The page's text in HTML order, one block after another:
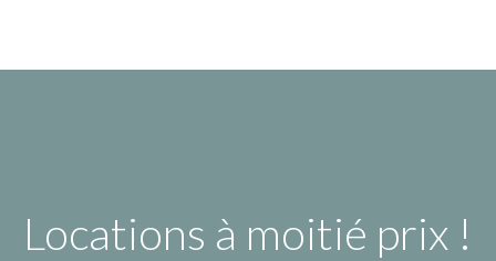
Locations à moitié prix !